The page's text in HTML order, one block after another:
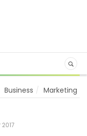
Business Marketing